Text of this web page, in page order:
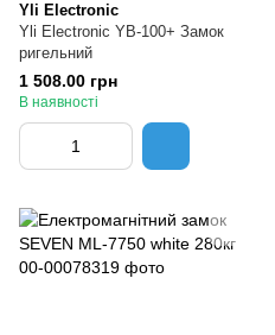
Yli Electronic
Yli Electronic YB-100+ Замок
ригельний
1 508.00 грн
В наявності